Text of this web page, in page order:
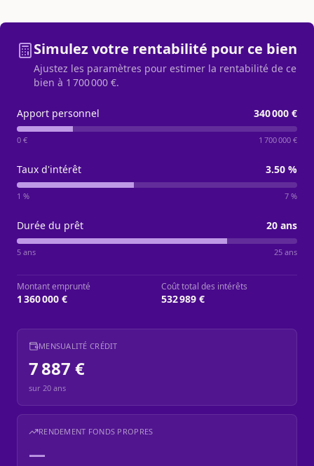
Simulez votre rentabilité pour ce bien
Ajustez les paramètres pour estimer la rentabilité de ce
bien à 1 700 000 €.
Apport personnel 340 000 €
0 € 1 700 000 €
Taux d'intérêt 3.50 %
1 % 7 %
Durée du prêt 20 ans
5 ans 25 ans
Montant emprunté
1 360 000 €
Coût total des intérêts
532 989 €
MENSUALITÉ CRÉDIT
7 887 €
sur 20 ans
RENDEMENT FONDS PROPRES
—